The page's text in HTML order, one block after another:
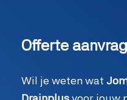
Offerte
Wil je weten wat